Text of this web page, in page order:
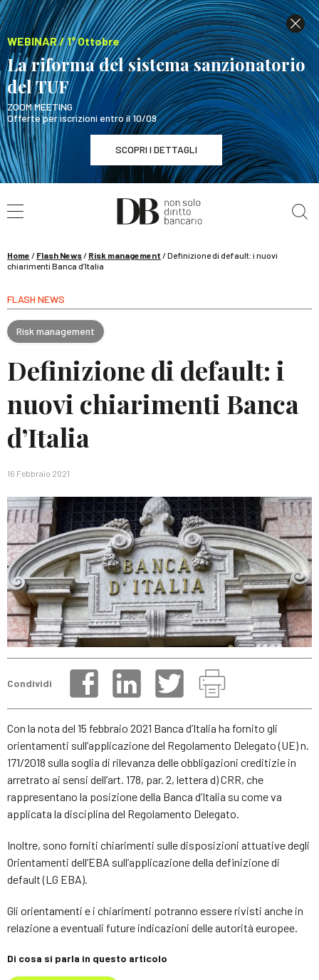
WEBINAR / 1° Ottobre
La riforma del sistema sanzionatorio
del TUF
ZOOM MEETING
Offerte per iscrizioni entro il 10/09
SCOPRI I DETTAGLI
WEBINAR / 1° Ottobre
La riforma del sistema sanzionatorio del TUF
Home / Flash News/ Risk management /Definizione di default: i nuovi
chiarimenti Banca d’Italia
FLASH NEWS
Risk management
Definizione di default: i
nuovi chiarimenti Banca
d’Italia
16 Febbraio 2021
Condividi
Con la nota del 15 febbraio 2021 Banca d’Italia ha fornito gli
orientamenti sull’applicazione del Regolamento Delegato (UE) n.
171/2018 sulla soglia di rilevanza delle obbligazioni creditizie in
arretrato ai sensi dell’art. 178, par. 2, lettera d) CRR, che
rappresentano la posizione della Banca d’Italia su come va
applicata la disciplina del Regolamento Delegato.
Inoltre, sono forniti chiarimenti sulle disposizioni attuative degli
Orientamenti dell’EBA sull’applicazione della definizione di
default (LG EBA).
Gli orientamenti e i chiarimenti potranno essere rivisti anche in
relazione a eventuali future indicazioni delle autorità europee.
Di cosa si parla in questo articolo